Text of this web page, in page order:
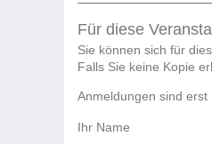
Für diese
Sie können sich für
Falls Sie keine Kopie
Anmeldungen sind erst
Ihr Name